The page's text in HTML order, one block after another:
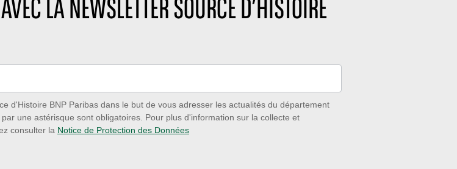
LA NEWSLETTER SOURCE D’HISTOIRE
d'Histoire BNP Paribas dans le but de vous adresser les actualités du département
une astérisque sont obligatoires. Pour plus d'information sur la collecte et
consulter la Notice de Protection des Données